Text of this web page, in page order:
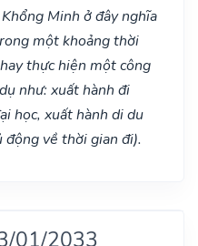
Minh ở đây nghĩa
một khoảng thời
thực hiện một công
như: xuất hành đi
học, xuất hành di du
động về thời gian đi).
01/2033